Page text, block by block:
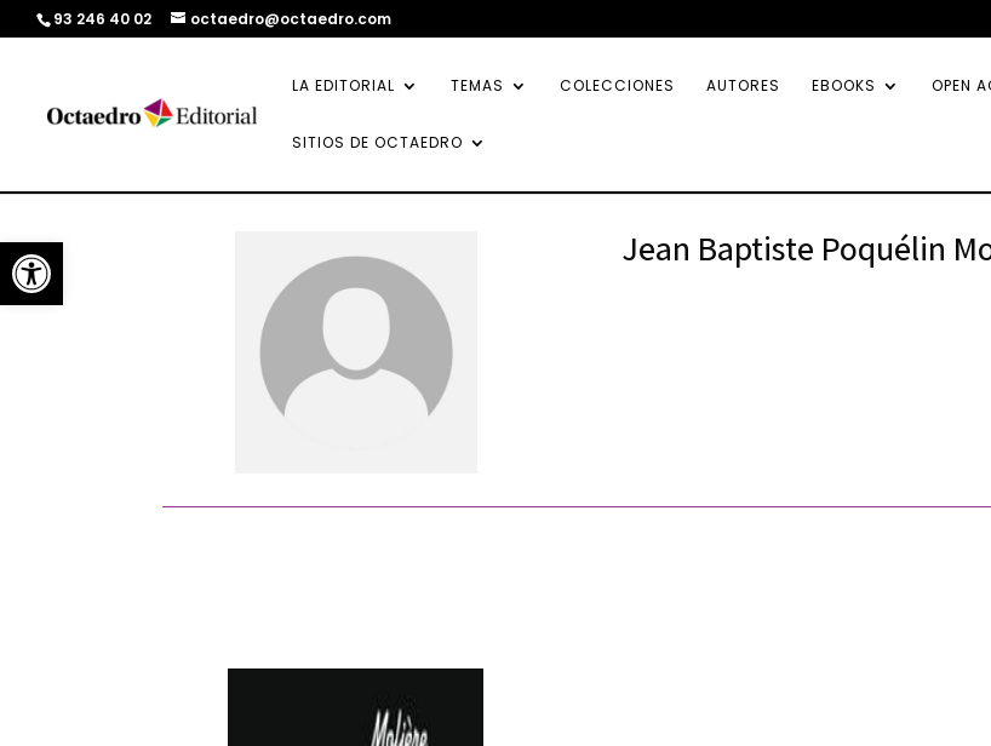
Abrir barra de herramientas
93 246 40 02 octaedro@octaedro.com
LA EDITORIAL TEMAS COLECCIONES AUTORES EBOOKS OPEN
SITIOS DE OCTAEDRO
Jean Baptiste Poquélin